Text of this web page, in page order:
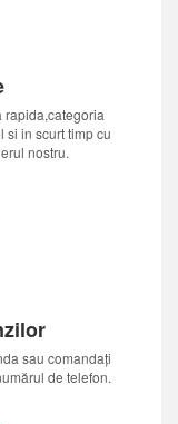
rapida,categoria
si in scurt timp cu
nostru.
sau comandați
de telefon.